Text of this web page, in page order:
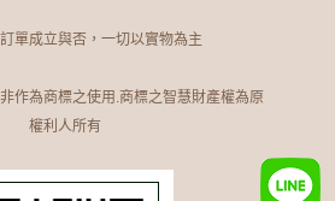
單成立與否，一切以實物為主
作為商標之使用.商標之智慧財產權為原
權利人所有